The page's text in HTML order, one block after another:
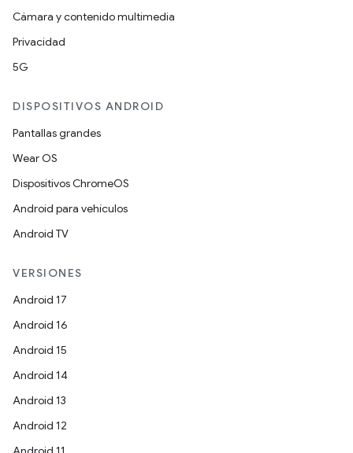
Cámara y contenido multimedia
Privacidad
5G
DISPOSITIVOS ANDROID
Pantallas grandes
Wear OS
Dispositivos ChromeOS
Android para vehículos
Android TV
VERSIONES
Android 17
Android 16
Android 15
Android 14
Android 13
Android 12